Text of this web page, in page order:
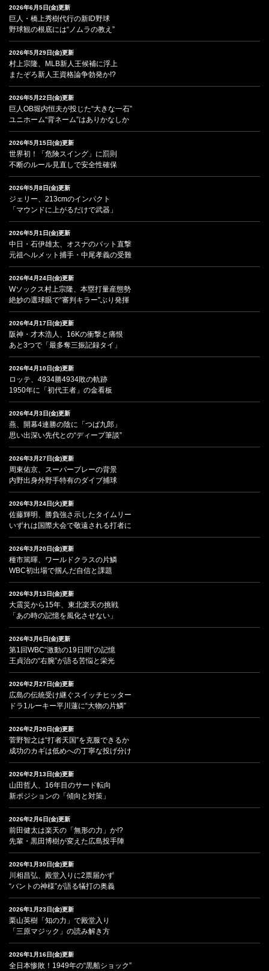
2026年6月5日(金)更新
巨人・橋上秀樹代行の新ID野球
野球観の根底には“ノムラの教え”
2026年5月29日(金)更新
村上宗隆、MLB新人王候補に浮上
またぞろ新人王資格論争勃発か!?
2026年5月22日(金)更新
巨人OB堀内恒夫が投じた“大きな一石”
ユニホーム“背ネーム”はありかなしか
2026年5月15日(金)更新
世界初！「危険スイング」に罰則
不断のルール見直しで安全性確保
2026年5月8日(金)更新
ジェリー、213cmのインパクト
「マウンドに上がるだけで武器」
2026年5月1日(金)更新
中日・石伊雄太、オスナのバット直撃
元祖ヘルメット捕手・中尾孝義の受難
2026年4月24日(金)更新
Wソックス村上宗隆、本塁打量産態勢
絶妙の選球眼で“審判キラー”ぶり発揮
2026年4月17日(金)更新
阪神・才木浩人、16Kの衝撃と痛恨
あと3つで「最多奪三振記録タイ」
2026年4月10日(金)更新
ロッテ、4934勝4934敗の軌跡
1950年に「初代王者」の金看板
2026年4月3日(金)更新
燕、開幕4連勝の陰に「つば九郎」
思い出深い先代との“ディープ筆談”
2026年3月27日(金)更新
周東佑京、スーパープレーの背景
内野出身外野手特有のダイブ捕球
2026年3月24日(火)更新
佐藤輝明、勝負強さ示したタイムリー
いずれは国際大会で敬遠される打者に
2026年3月20日(金)更新
種市篤暉、ワールドクラスの片鱗
WBC初出場で掴んだ自信と課題
2026年3月13日(金)更新
大震災から15年、東北楽天の挑戦
「あの時の記憶を風化させない」
2026年3月6日(金)更新
第1回WBC“激動の19日間”の記憶
王貞治の“右腕”が語る苦悩と栄光
2026年2月27日(金)更新
広島の伝統受け継ぐスイッチヒッター
ドラ1ルーキー平川蓮に“大物の片鱗”
2026年2月20日(金)更新
菅野智之は“打者天国”を克服できるか
成功のカギは低めへの丁寧な投げ分け
2026年2月13日(金)更新
山田哲人、16年目のサード転向
新ポジションの「傾向と対策」
2026年2月6日(金)更新
前田健太は楽天の「無形の力」か!?
先輩・黒田博樹が変えた広島投手陣
2026年1月30日(金)更新
川相昌弘、殿堂入りに2票届かず
“バントの神様”が語る犠打の奥義
2026年1月23日(金)更新
栗山英樹「知の力」で殿堂入り
「三原マジック」の読み解き方
2026年1月16日(金)更新
全日本惨敗！1949年の“黒船ショック”